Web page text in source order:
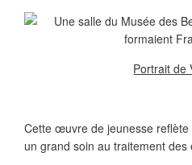
Portrait de
Cette œuvre de jeunesse
un grand soin au traitement